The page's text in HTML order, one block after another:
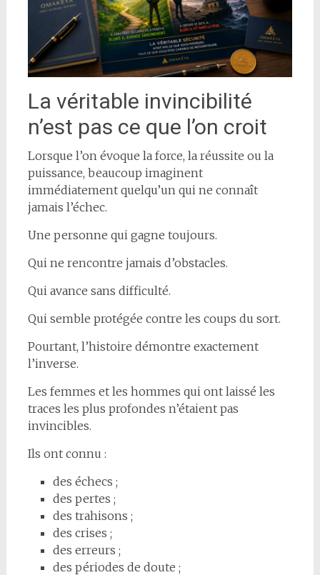
La véritable invincibilité
n’est pas ce que l’on croit
Lorsque l’on évoque la force, la réussite ou la
puissance, beaucoup imaginent
immédiatement quelqu’un qui ne connaît
jamais l’échec.
Une personne qui gagne toujours.
Qui ne rencontre jamais d’obstacles.
Qui avance sans difficulté.
Qui semble protégée contre les coups du sort.
Pourtant, l’histoire démontre exactement
l’inverse.
Les femmes et les hommes qui ont laissé les
traces les plus profondes n’étaient pas
invincibles.
Ils ont connu :
des échecs ;
des pertes ;
des trahisons ;
des crises ;
des erreurs ;
des périodes de doute ;